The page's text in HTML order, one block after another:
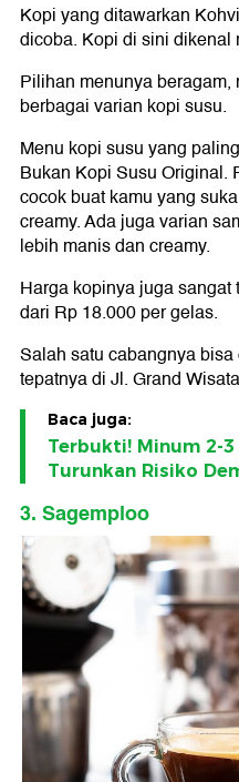
Kopi yang ditawarkan
dicoba. Kopi di sini dikenal
Pilihan menunya
berbagai varian kopi susu.
Menu kopi susu yang
Bukan Kopi Susu Original.
cocok buat kamu yang
creamy. Ada juga varian
lebih manis dan creamy.
Harga kopinya juga
dari Rp 18.000 per gelas.
Salah satu cabangnya
tepatnya di Jl. Grand
Baca juga:
Terbukti! Minum 2-
Turunkan Risiko
3. Sagemploo